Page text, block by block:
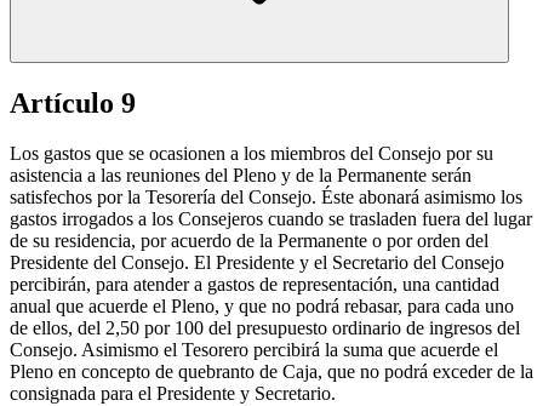
Artículo 9
Los gastos que se ocasionen a los miembros del Consejo por su
asistencia a las reuniones del Pleno y de la Permanente serán
satisfechos por la Tesorería del Consejo. Éste abonará asimismo los
gastos irrogados a los Consejeros cuando se trasladen fuera del lugar
de su residencia, por acuerdo de la Permanente o por orden del
Presidente del Consejo. El Presidente y el Secretario del Consejo
percibirán, para atender a gastos de representación, una cantidad
anual que acuerde el Pleno, y que no podrá rebasar, para cada uno
de ellos, del 2,50 por 100 del presupuesto ordinario de ingresos del
Consejo. Asimismo el Tesorero percibirá la suma que acuerde el
Pleno en concepto de quebranto de Caja, que no podrá exceder de la
consignada para el Presidente y Secretario.